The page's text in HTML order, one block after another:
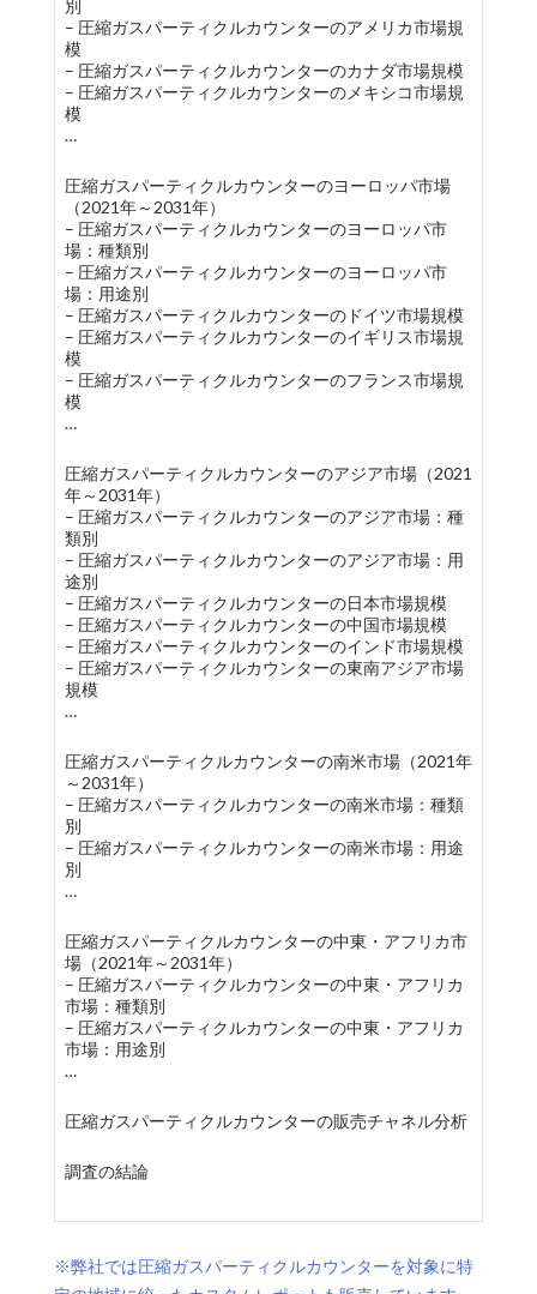
別
– 圧縮ガスパーティクルカウンターのアメリカ市場規
模
– 圧縮ガスパーティクルカウンターのカナダ市場規模
– 圧縮ガスパーティクルカウンターのメキシコ市場規
模
…
圧縮ガスパーティクルカウンターのヨーロッパ市場
（2021年～2031年）
– 圧縮ガスパーティクルカウンターのヨーロッパ市
場：種類別
– 圧縮ガスパーティクルカウンターのヨーロッパ市
場：用途別
– 圧縮ガスパーティクルカウンターのドイツ市場規模
– 圧縮ガスパーティクルカウンターのイギリス市場規
模
– 圧縮ガスパーティクルカウンターのフランス市場規
模
…
圧縮ガスパーティクルカウンターのアジア市場（2021
年～2031年）
– 圧縮ガスパーティクルカウンターのアジア市場：種
類別
– 圧縮ガスパーティクルカウンターのアジア市場：用
途別
– 圧縮ガスパーティクルカウンターの日本市場規模
– 圧縮ガスパーティクルカウンターの中国市場規模
– 圧縮ガスパーティクルカウンターのインド市場規模
– 圧縮ガスパーティクルカウンターの東南アジア市場
規模
…
圧縮ガスパーティクルカウンターの南米市場（2021年
～2031年）
– 圧縮ガスパーティクルカウンターの南米市場：種類
別
– 圧縮ガスパーティクルカウンターの南米市場：用途
別
…
圧縮ガスパーティクルカウンターの中東・アフリカ市
場（2021年～2031年）
– 圧縮ガスパーティクルカウンターの中東・アフリカ
市場：種類別
– 圧縮ガスパーティクルカウンターの中東・アフリカ
市場：用途別
…
圧縮ガスパーティクルカウンターの販売チャネル分析
調査の結論
※弊社では圧縮ガスパーティクルカウンターを対象に特